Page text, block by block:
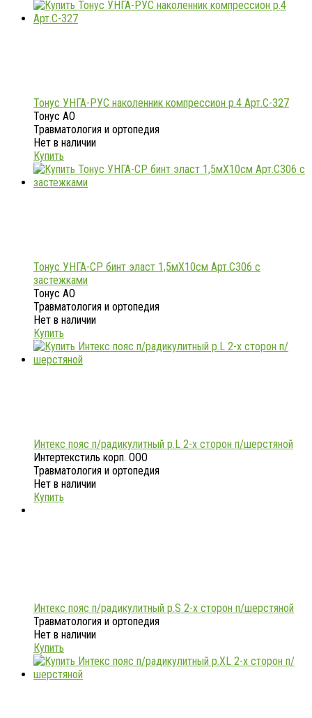
Тонус УНГА-РУС наколенник компрессион р.4 Арт.С-327
Тонус АО
Травматология и ортопедия
Нет в наличии
Купить
Тонус УНГА-СР бинт эласт 1,5мX10см Арт.С306 с
застежками
Тонус АО
Травматология и ортопедия
Нет в наличии
Купить
Интекс пояс п/радикулитный р.L 2-х сторон п/шерстяной
Интертекстиль корп. ООО
Травматология и ортопедия
Нет в наличии
Купить
Интекс пояс п/радикулитный р.S 2-х сторон п/шерстяной
Травматология и ортопедия
Нет в наличии
Купить